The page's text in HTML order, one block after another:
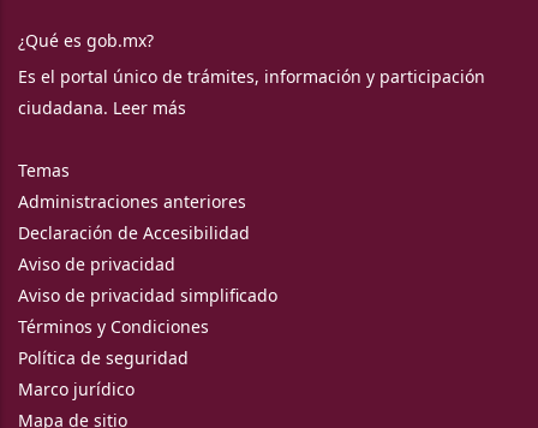
¿Qué es gob.mx?
Es el portal único de trámites, información y participación
ciudadana. Leer más
Temas
Administraciones anteriores
Declaración de Accesibilidad
Aviso de privacidad
Aviso de privacidad simplificado
Términos y Condiciones
Política de seguridad
Marco jurídico
Mapa de sitio